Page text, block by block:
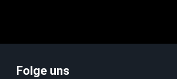
Folge uns